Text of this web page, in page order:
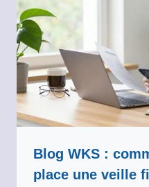
Blog WKS :
place une veille